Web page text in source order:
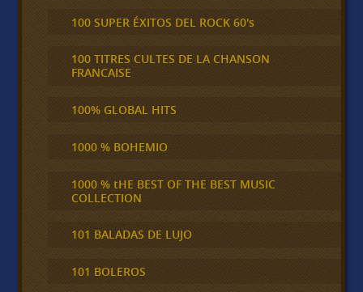
100 SUPER ÉXITOS DEL ROCK 60's
100 TITRES CULTES DE LA CHANSON
FRANCAISE
100% GLOBAL HITS
1000 % BOHEMIO
1000 % tHE BEST OF THE BEST MUSIC
COLLECTION
101 BALADAS DE LUJO
101 BOLEROS